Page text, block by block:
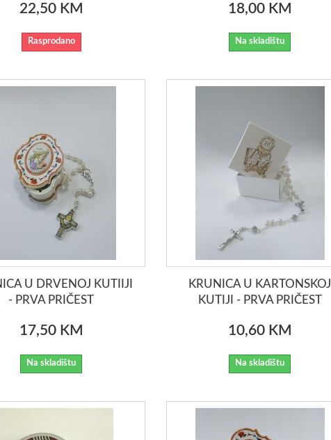
22,50 KM
Rasprodano
18,00 KM
Na skladištu
U DRVENOJ KUTIIJI
- PRVA PRIČEST
17,50 KM
Na skladištu
KRUNICA U KARTONSKOJ
KUTIJI - PRVA PRIČEST
10,60 KM
Na skladištu